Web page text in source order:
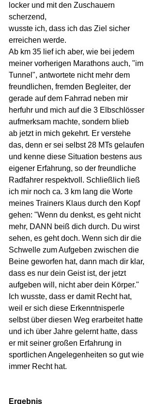
locker und mit den Zuschauern
scherzend,
wusste ich, dass ich das Ziel sicher
erreichen werde.
Ab km 35 lief ich aber, wie bei jedem
meiner vorherigen Marathons auch, "im
Tunnel", antwortete nicht mehr dem
freundlichen, fremden Begleiter, der
gerade auf dem Fahrrad neben mir
herfuhr und mich auf die 3 Elbschlösser
aufmerksam machte, sondern blieb
ab jetzt in mich gekehrt. Er verstehe
das, denn er sei selbst 28 MTs gelaufen
und kenne diese Situation bestens aus
eigener Erfahrung, so der freundliche
Radfahrer respektvoll. Schließlich ließ
ich mir noch ca. 3 km lang die Worte
meines Trainers Klaus durch den Kopf
gehen: "Wenn du denkst, es geht nicht
mehr, DANN beiß dich durch. Du wirst
sehen, es geht doch. Wenn sich dir die
Schwelle zum Aufgeben zwischen die
Beine geworfen hat, dann mach dir klar,
dass es nur dein Geist ist, der jetzt
aufgeben will, nicht aber dein Körper."
Ich wusste, dass er damit Recht hat,
weil er sich diese Erkenntnisperle
selbst über diesen Weg erarbeitet hatte
und ich über Jahre gelernt hatte, dass
er mit seiner großen Erfahrung in
sportlichen Angelegenheiten so gut wie
immer Recht hat.
Ergebnis